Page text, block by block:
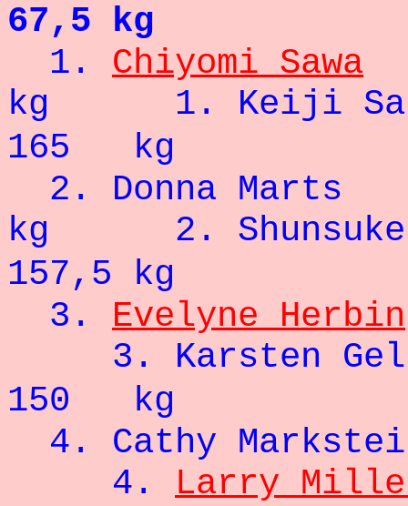
67,5 kg
1. Chiyomi Sawa
kg 1.
165 kg
2. Donna Marts
kg 2.
157,5 kg
3. Evelyne Herbin
3.
150 kg
4. Cathy
4. Larry